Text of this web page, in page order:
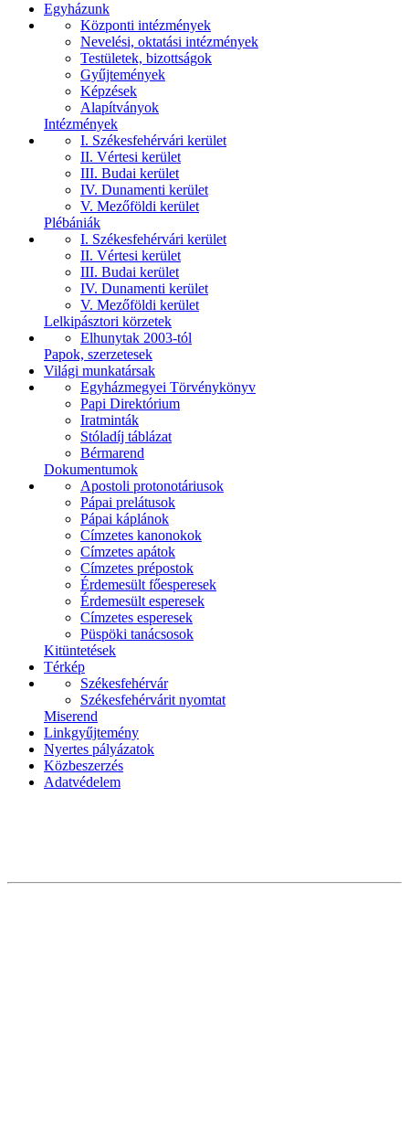
Egyházunk
Központi intézmények
Nevelési, oktatási intézmények
Testületek, bizottságok
Gyűjtemények
Képzések
Alapítványok
Intézmények
I. Székesfehérvári kerület
II. Vértesi kerület
III. Budai kerület
IV. Dunamenti kerület
V. Mezőföldi kerület
Plébániák
I. Székesfehérvári kerület
II. Vértesi kerület
III. Budai kerület
IV. Dunamenti kerület
V. Mezőföldi kerület
Lelkipásztori körzetek
Elhunytak 2003-tól
Papok, szerzetesek
Világi munkatársak
Egyházmegyei Törvénykönyv
Papi Direktórium
Iratminták
Stóladíj táblázat
Bérmarend
Dokumentumok
Apostoli protonotáriusok
Pápai prelátusok
Pápai káplánok
Címzetes kanonokok
Címzetes apátok
Címzetes prépostok
Érdemesült főesperesek
Érdemesült esperesek
Címzetes esperesek
Püspöki tanácsosok
Kitüntetések
Térkép
Székesfehérvár
Székesfehérvárit nyomtat
Miserend
Linkgyűjtemény
Nyertes pályázatok
Közbeszerzés
Adatvédelem